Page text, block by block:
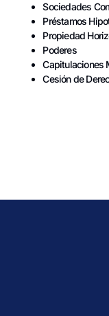
Sociedades
Préstamos
Propiedad
Poderes
Capitulaciones
Cesión de